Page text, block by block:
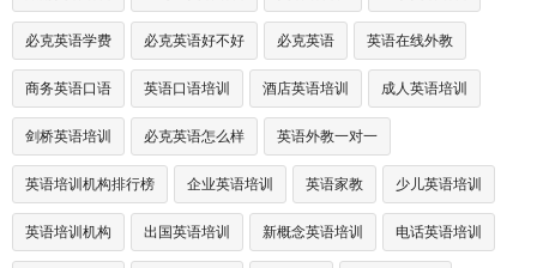
必克英语学费 必克英语好不好 必克英语 英语在线外教
商务英语口语 英语口语培训 酒店英语培训 成人英语培训
剑桥英语培训 必克英语怎么样 英语外教一对一
英语培训机构排行榜 企业英语培训 英语家教 少儿英语培训
英语培训机构 出国英语培训 新概念英语培训 电话英语培训